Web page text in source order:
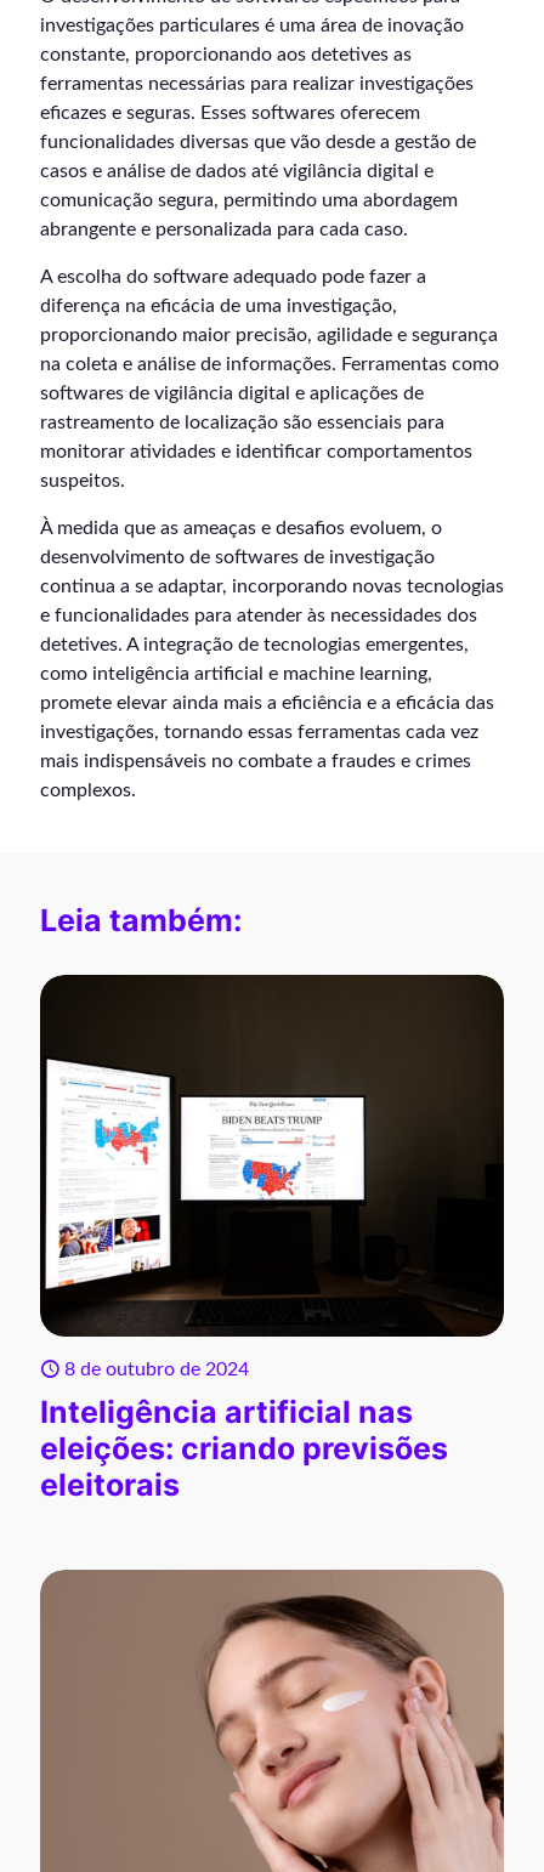
investigações particulares é uma área de inovação
constante, proporcionando aos detetives as
ferramentas necessárias para realizar investigações
eficazes e seguras. Esses softwares oferecem
funcionalidades diversas que vão desde a gestão de
casos e análise de dados até vigilância digital e
comunicação segura, permitindo uma abordagem
abrangente e personalizada para cada caso.
A escolha do software adequado pode fazer a
diferença na eficácia de uma investigação,
proporcionando maior precisão, agilidade e segurança
na coleta e análise de informações. Ferramentas como
softwares de vigilância digital e aplicações de
rastreamento de localização são essenciais para
monitorar atividades e identificar comportamentos
suspeitos.
À medida que as ameaças e desafios evoluem, o
desenvolvimento de softwares de investigação
continua a se adaptar, incorporando novas tecnologias
e funcionalidades para atender às necessidades dos
detetives. A integração de tecnologias emergentes,
como inteligência artificial e machine learning,
promete elevar ainda mais a eficiência e a eficácia das
investigações, tornando essas ferramentas cada vez
mais indispensáveis no combate a fraudes e crimes
complexos.
Leia também:
8 de outubro de 2024
Inteligência artificial nas
eleições: criando previsões
eleitorais